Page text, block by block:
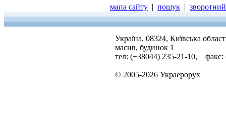
мапа сайту | пошук |
Україна, 08324, Київська
масив, будинок 1
тел: (+38044) 235-21-10, факс:
© 2005-2026 Украерорух